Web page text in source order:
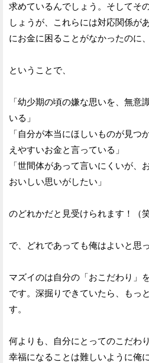
求めているんでしょう。そしてそ
しょうが、これらには対応関係が
にお金に困ることがなかったのに
ということで、
「幼少期の頃の嫌な思いを、無意
いる」
「自分が本当にほしいものが見つ
えやすいお金と言っている」
「世間体があって言いにくいが、
おいしい思いがしたい」
のどれかだと見受けられます！（笑
で、どれであっても俺はよいと思
マズイのは自分の「おこだわり」
です。深掘りできていたら、もっ
す。
何よりも、自分にとってのこだわ
幸福になることは難しいように俺